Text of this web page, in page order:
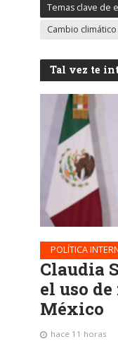
Temas clave de
Cambio climático
Tal vez te
POLÍTICA
Claudia
el uso
México
hace 11 horas